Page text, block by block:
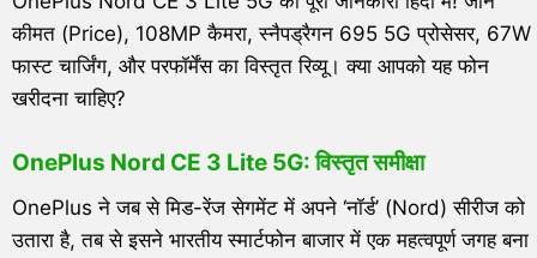
कीमत (Price), 108MP कैमरा, स्नैपड्रैगन 695 5G प्रोसेसर, 67W
फास्ट चार्जिंग, और परफॉर्मेंस का विस्तृत रिव्यू। क्या आपको यह फोन
खरीदना चाहिए?
OnePlus Nord CE 3 Lite 5G: विस्तृत समीक्षा
OnePlus ने जब से मिड-रेंज सेगमेंट में अपने ‘नॉर्ड’ (Nord) सीरीज को
उतारा है, तब से इसने भारतीय स्मार्टफोन बाजार में एक महत्वपूर्ण जगह बना